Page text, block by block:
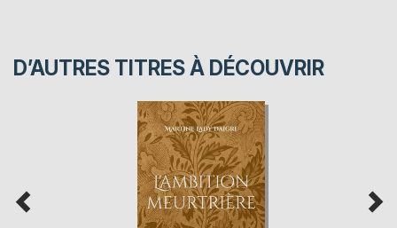
D’AUTRES TITRES À DÉCOUVRIR